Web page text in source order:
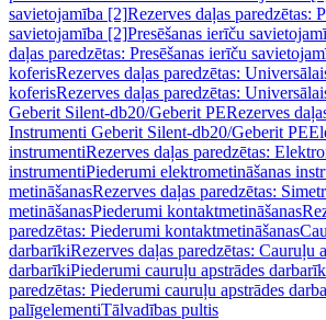
savietojamība [2]Rezerves daļas paredzētas:
savietojamība [2]Presēšanas ierīču
daļas paredzētas: Presēšanas ierīču
koferisRezerves daļas paredzētas:
koferisRezerves daļas paredzētas:
Geberit Silent-db20/Geberit PERezerves
Instrumenti Geberit Silent-db20/Geberit PE
instrumentiRezerves daļas paredzētas:
instrumentiPiederumi elektrometināšanas
metināšanasRezerves daļas paredzētas:
metināšanasPiederumi kontaktmetināšanas
paredzētas: Piederumi kontaktmetināšanas
darbarīkiRezerves daļas paredzētas: Cauruļu
darbarīkiPiederumi cauruļu apstrādes
paredzētas: Piederumi cauruļu apstrādes
palīgelementiTālvadības pultis